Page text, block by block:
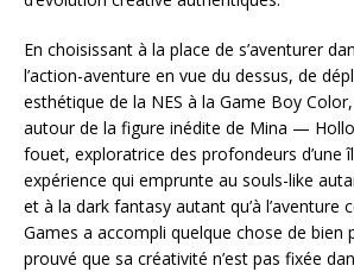
En choisissant à la place de s’aventurer
l’action-aventure en vue du dessus, de
esthétique de la NES à la Game Boy
autour de la figure inédite de Mina —
fouet, exploratrice des profondeurs
expérience qui emprunte au souls-like
et à la dark fantasy autant qu’à l’aventure
Games a accompli quelque chose de bien
prouvé que sa créativité n’est pas fixée